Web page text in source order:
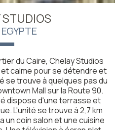
STUDIOS
du Caire, Chelay Studios
calme pour se détendre et
se trouve à quelques pas du
Mall sur la Route 90.
dispose d'une terrasse et
L'unité se trouve à 2,7 km
un coin salon et une cuisine